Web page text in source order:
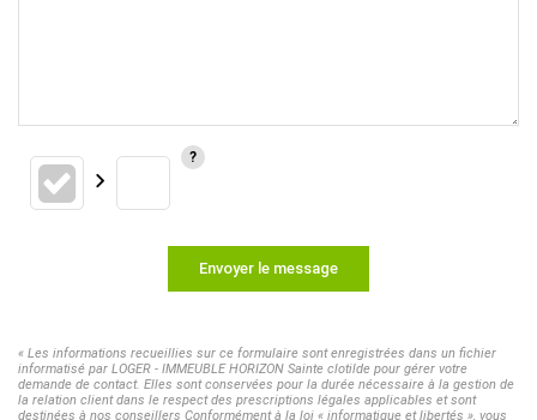
Envoyer le message
« Les informations recueillies sur ce formulaire sont enregistrées dans un fichier
informatisé par LOGER - IMMEUBLE HORIZON Sainte clotilde pour gérer votre
demande de contact. Elles sont conservées pour la durée nécessaire à la gestion de
la relation client dans le respect des prescriptions légales applicables et sont
destinées à nos conseillers Conformément à la loi « informatique et libertés », vous